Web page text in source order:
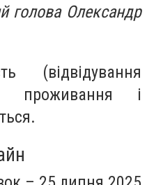
голова Олександр
(відвідування
проживання і